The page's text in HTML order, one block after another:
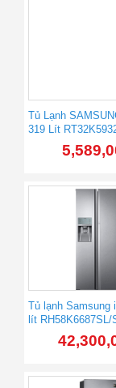
Tủ Lạnh
319 Lít
Tủ lạnh Samsung
lít RH58K6687SL/